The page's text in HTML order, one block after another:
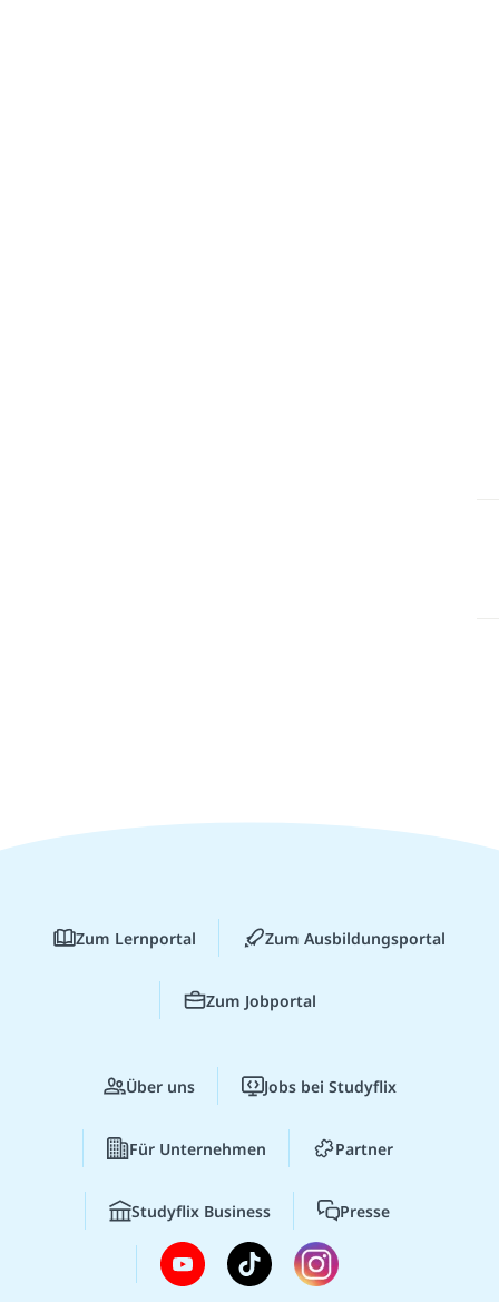
Zum Lernportal Zum Ausbildungsportal
Zum Jobportal
Über uns Jobs bei Studyflix
Für Unternehmen Partner
Studyflix Business Presse